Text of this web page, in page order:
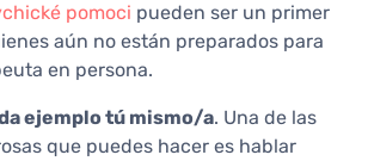
pomoci pueden ser un primer
aún no están preparados para
en persona.
ejemplo tú mismo/a. Una de las
que puedes hacer es hablar